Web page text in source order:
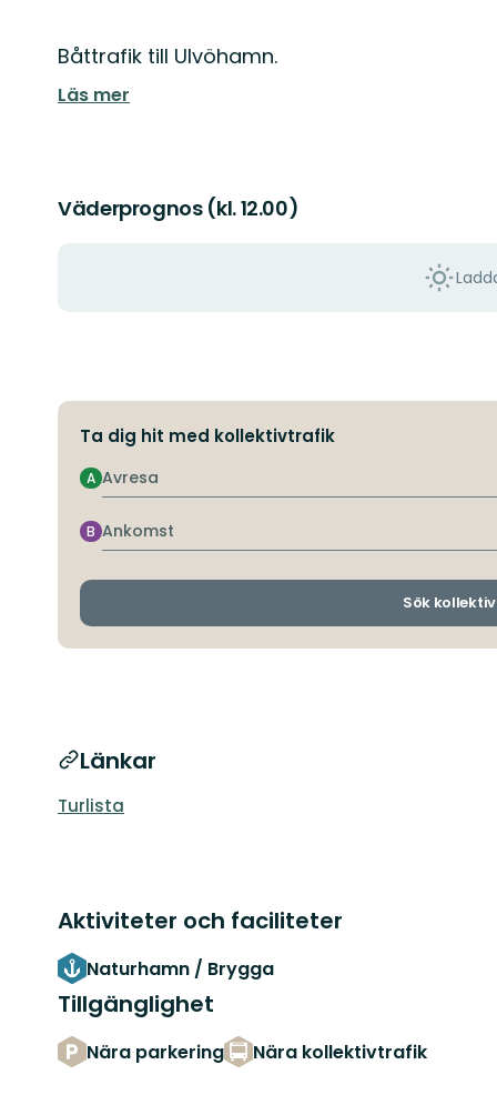
Beskrivning
Båttrafik till Ulvöhamn.
Läs mer
Väderprognos (kl. 12.00)
Ta dig hit med kollektivtrafik
Avresa
A
Ankomst
B
Sök
Länkar
Turlista
Aktiviteter och faciliteter
Naturhamn / Brygga
Tillgänglighet
Nära parkering Nära kollektivtrafik